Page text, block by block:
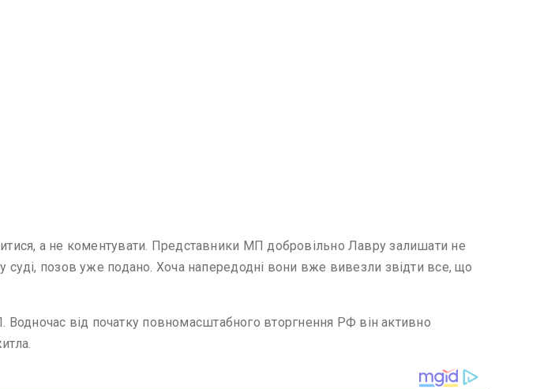
а не коментувати. Представники МП добровільно Лавру залишати не
позов уже подано. Хоча напередодні вони вже вивезли звідти все, що
від початку повномасштабного вторгнення РФ він активно